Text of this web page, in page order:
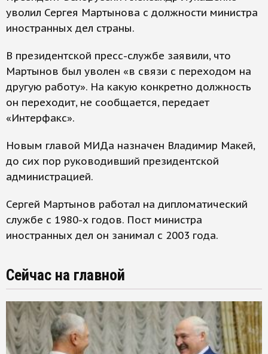
уволил Сергея Мартынова с должности министра
иностранных дел страны.
В президентской пресс-службе заявили, что
Мартынов был уволен «в связи с переходом на
другую работу». На какую конкретно должность
он переходит, не сообщается, передает
«Интерфакс».
Новым главой МИДа назначен Владимир Макей,
до сих пор руководивший президентской
администрацией.
Сергей Мартынов работал на дипломатический
службе с 1980-х годов. Пост министра
иностранных дел он занимал с 2003 года.
Сейчас на главной